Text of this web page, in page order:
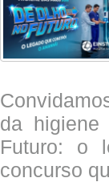
da higiene
Futuro: o
concurso